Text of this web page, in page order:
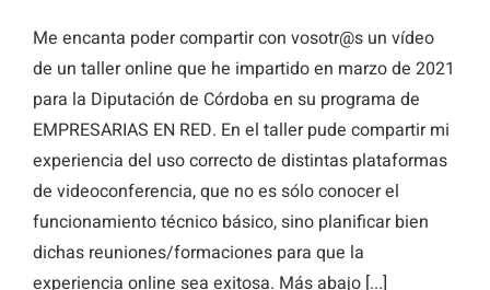
Me encanta poder compartir con vosotr@s un vídeo
de un taller online que he impartido en marzo de 2021
para la Diputación de Córdoba en su programa de
EMPRESARIAS EN RED. En el taller pude compartir mi
experiencia del uso correcto de distintas plataformas
de videoconferencia, que no es sólo conocer el
funcionamiento técnico básico, sino planificar bien
dichas reuniones/formaciones para que la
experiencia online sea exitosa. Más abajo [...]